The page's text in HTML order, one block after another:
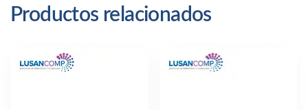
cantidad
Productos relacionados